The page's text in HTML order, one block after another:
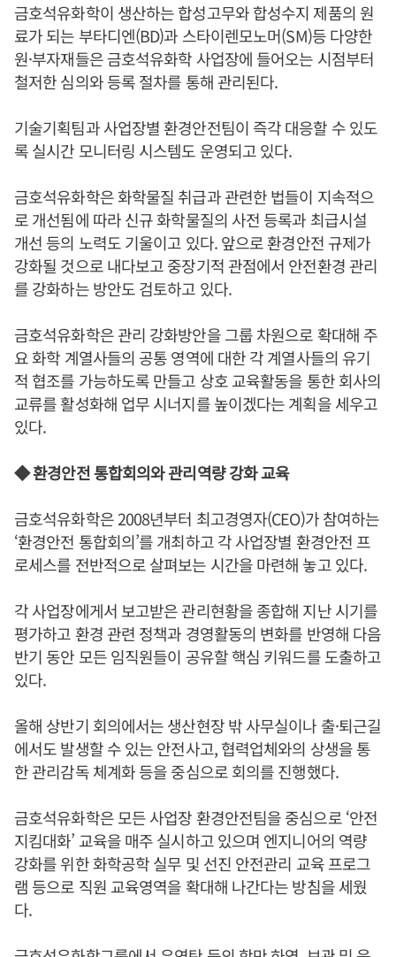
금호석유화학이 생산하는 합성고무와 합성수지 제품의 원
료가 되는 부타디엔(BD)과 스타이렌모노머(SM)등 다양한
원·부자재들은 금호석유화학 사업장에 들어오는 시점부터
철저한 심의와 등록 절차를 통해 관리된다.
기술기획팀과 사업장별 환경안전팀이 즉각 대응할 수 있도
록 실시간 모니터링 시스템도 운영되고 있다.
금호석유화학은 화학물질 취급과 관련한 법들이 지속적으
로 개선됨에 따라 신규 화학물질의 사전 등록과 최급시설
개선 등의 노력도 기울이고 있다. 앞으로 환경안전 규제가
강화될 것으로 내다보고 중장기적 관점에서 안전환경 관리
를 강화하는 방안도 검토하고 있다.
금호석유화학은 관리 강화방안을 그룹 차원으로 확대해 주
요 화학 계열사들의 공통 영역에 대한 각 계열사들의 유기
적 협조를 가능하도록 만들고 상호 교육활동을 통한 회사의
교류를 활성화해 업무 시너지를 높이겠다는 계획을 세우고
있다.
◆ 환경안전 통합회의와 관리역량 강화 교육
금호석유화학은 2008년부터 최고경영자(CEO)가 참여하는
‘환경안전 통합회의’를 개최하고 각 사업장별 환경안전 프
로세스를 전반적으로 살펴보는 시간을 마련해 놓고 있다.
각 사업장에게서 보고받은 관리현황을 종합해 지난 시기를
평가하고 환경 관련 정책과 경영활동의 변화를 반영해 다음
반기 동안 모든 임직원들이 공유할 핵심 키워드를 도출하고
있다.
올해 상반기 회의에서는 생산현장 밖 사무실이나 출·퇴근길
에서도 발생할 수 있는 안전사고, 협력업체와의 상생을 통
한 관리감독 체계화 등을 중심으로 회의를 진행했다.
금호석유화학은 모든 사업장 환경안전팀을 중심으로 ‘안전
지킴대화’ 교육을 매주 실시하고 있으며 엔지니어의 역량
강화를 위한 화학공학 실무 및 선진 안전관리 교육 프로그
램 등으로 직원 교육영역을 확대해 나간다는 방침을 세웠
다.